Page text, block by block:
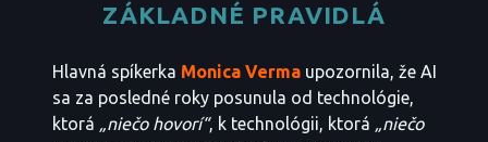
ZÁKLADNÉ PRAVIDLÁ
Hlavná spíkerka Monica Vermaupozornila, že AI
sa za posledné roky posunula od technológie,
ktorá „niečo hovorí“, k technológii, ktorá „niečo